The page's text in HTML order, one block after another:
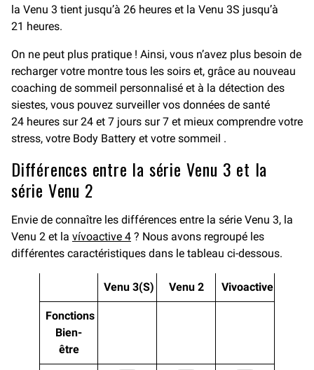
la Venu 3 tient jusqu’à 26 heures et la Venu 3S jusqu’à
21 heures.
On ne peut plus pratique ! Ainsi, vous n’avez plus besoin de
recharger votre montre tous les soirs et, grâce au nouveau
coaching de sommeil personnalisé et à la détection des
siestes, vous pouvez surveiller vos données de santé
24 heures sur 24 et 7 jours sur 7 et mieux comprendre votre
stress, votre Body Battery et votre sommeil .
Différences entre la série Venu 3 et la
série Venu 2
Envie de connaître les différences entre la série Venu 3, la
Venu 2 et la vívoactive 4 ? Nous avons regroupé les
différentes caractéristiques dans le tableau ci-dessous.
Venu 3(S) Venu 2 Vivoactive 4
Fonctions
Bien-
être